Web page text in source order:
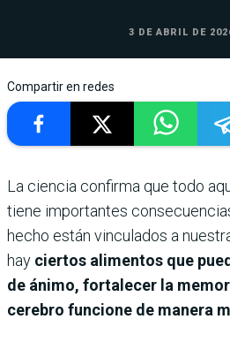
3 DE ABRIL DE
Compartir en redes
La ciencia confirma que todo
tiene importantes
hecho están vinculados a
hay ciertos alimentos que
de ánimo, fortalecer la
cerebro funcione de manera